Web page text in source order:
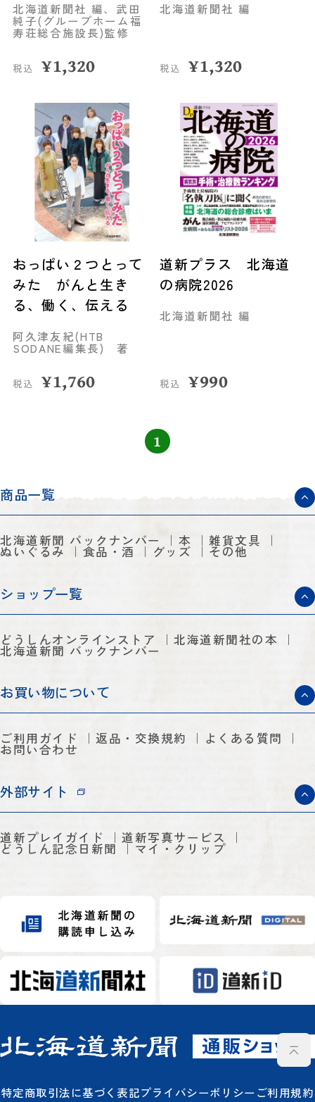
北海道新聞社 編、武田
純子(グループホーム福
寿荘総合施設長)監修
税込 ¥1,320
北海道新聞社 編
税込 ¥1,320
おっぱい２つとって
みた がんと生き
る、働く、伝える
阿久津友紀(HTB
SODANE編集長) 著
税込 ¥1,760
道新プラス 北海道
の病院2026
北海道新聞社 編
税込 ¥990
1
商品一覧
北海道新聞 バックナンバー 本 雑貨文具
ぬいぐるみ 食品・酒 グッズ その他
ショップ一覧
どうしんオンラインストア 北海道新聞社の本
北海道新聞 バックナンバー
お買い物について
ご利用ガイド 返品・交換規約 よくある質問
お問い合わせ
外部サイト
道新プレイガイド 道新写真サービス
どうしん記念日新聞 マイ・クリップ
特定商取引法に基づく表記プライバシーポリシー ご利用規約